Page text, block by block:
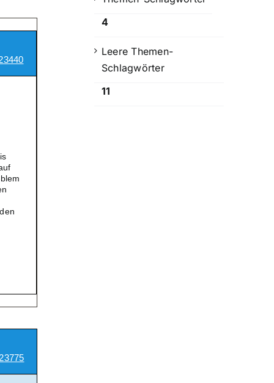
4
Leere Themen-
Schlagwörter
11